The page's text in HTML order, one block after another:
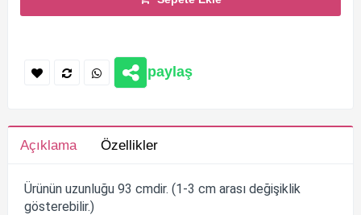
paylaş
Açıklama Özellikler
Ürünün uzunluğu 93 cmdir. (1-3 cm arası değişiklik
gösterebilir.)